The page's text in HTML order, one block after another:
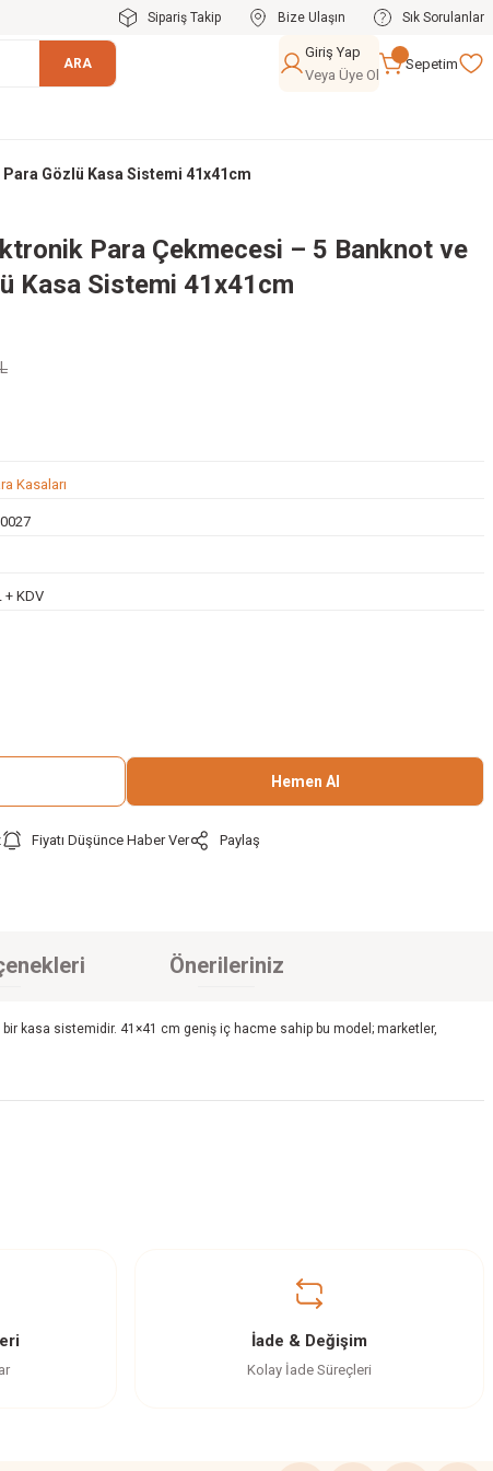
Sipariş Takip Bize Ulaşın Sık Sorulanlar
ARA
Giriş Yap
Veya Üye Ol
Sepetim
Gözlü Kasa Sistemi 41x41cm
Para Çekmecesi – 5 Banknot ve
Kasa Sistemi 41x41cm
Kasaları
+ KDV
Hemen Al
Fiyatı Düşünce Haber Ver Paylaş
Önerileriniz
bir kasa sistemidir. 41×41 cm geniş iç hacme sahip bu model; marketler,
İade & Değişim
Kolay İade Süreçleri